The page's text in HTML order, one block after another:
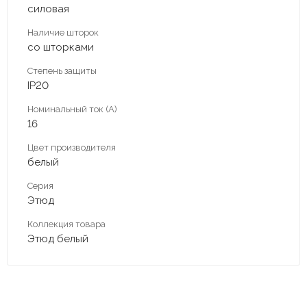
силовая
Наличие шторок
со шторками
Степень защиты
IP20
Номинальный ток (А)
16
Цвет производителя
белый
Серия
Этюд
Коллекция товара
Этюд белый